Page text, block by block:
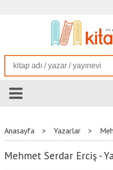
Anasayfa > Yazarlar >
Mehmet Serdar Erciş -